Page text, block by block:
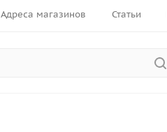
Адреса магазинов Статьи